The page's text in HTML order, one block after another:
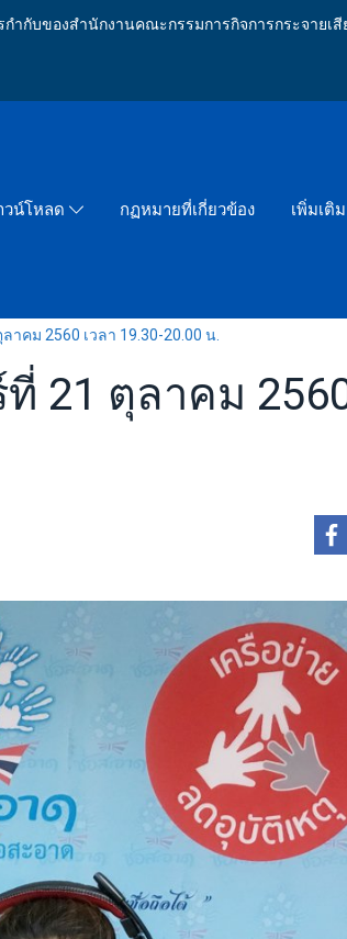
ำกับของสำนักงานคณะกรรมการกิจการกระจาย
วน์โหลด กฏหมายที่เกี่ยวข้อง เพิ่มเติม
าคม 2560 เวลา 19.30-20.00 น.
21 ตุลาคม